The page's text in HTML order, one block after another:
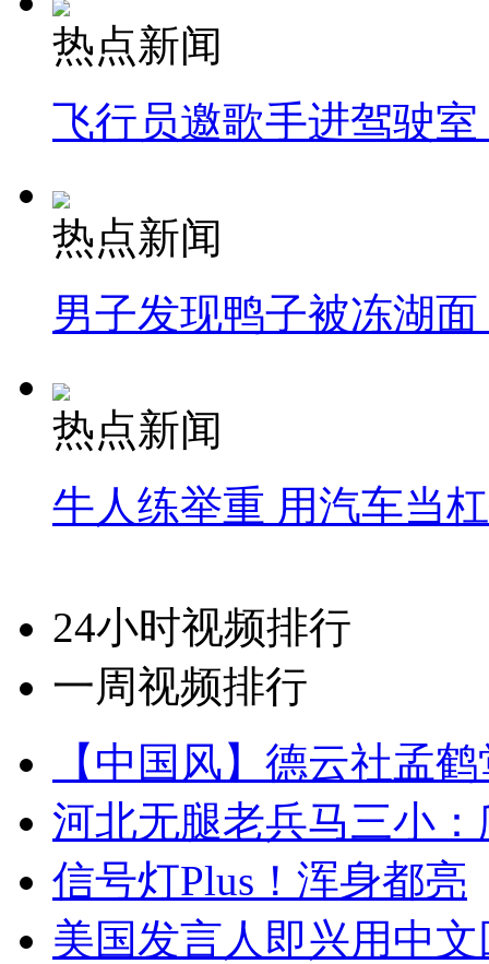
热点新闻
飞行员邀歌手进驾驶
热点新闻
男子发现鸭子被冻湖
热点新闻
牛人练举重 用汽车当
24小时视频排行
一周视频排行
【中国风】德云社孟
河北无腿老兵马三小
信号灯Plus！浑身都亮
美国发言人即兴用中